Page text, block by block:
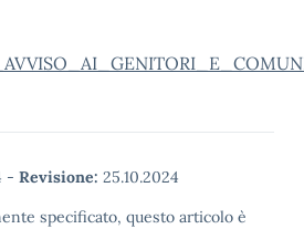
- Revisione: 25.10.2024
specificato, questo articolo è